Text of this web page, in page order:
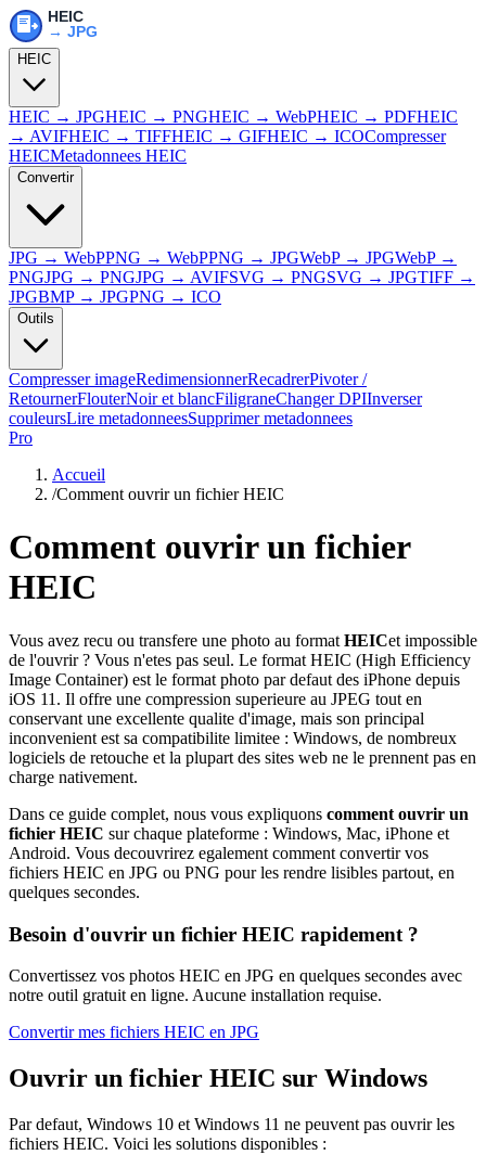
HEIC
HEIC → JPGHEIC → PNGHEIC → WebPHEIC → PDFHEIC
→ AVIFHEIC → TIFFHEIC → GIFHEIC → ICOCompresser
HEICMetadonnees HEIC
Convertir
JPG → WebPPNG → WebPPNG → JPGWebP → JPGWebP →
PNGJPG → PNGJPG → AVIFSVG → PNGSVG → JPGTIFF →
JPGBMP → JPGPNG → ICO
Outils
Compresser imageRedimensionnerRecadrerPivoter /
RetournerFlouterNoir et blancFiligraneChanger DPIInverser
couleursLire metadonneesSupprimer metadonnees
Pro
Accueil
/Comment ouvrir un fichier HEIC
Comment ouvrir un fichier
HEIC
Vous avez recu ou transfere une photo au format HEICet impossible
de l'ouvrir ? Vous n'etes pas seul. Le format HEIC (High Efficiency
Image Container) est le format photo par defaut des iPhone depuis
iOS 11. Il offre une compression superieure au JPEG tout en
conservant une excellente qualite d'image, mais son principal
inconvenient est sa compatibilite limitee : Windows, de nombreux
logiciels de retouche et la plupart des sites web ne le prennent pas en
charge nativement.
Dans ce guide complet, nous vous expliquons comment ouvrir un
fichier HEIC sur chaque plateforme : Windows, Mac, iPhone et
Android. Vous decouvrirez egalement comment convertir vos
fichiers HEIC en JPG ou PNG pour les rendre lisibles partout, en
quelques secondes.
Besoin d'ouvrir un fichier HEIC rapidement ?
Convertissez vos photos HEIC en JPG en quelques secondes avec
notre outil gratuit en ligne. Aucune installation requise.
Convertir mes fichiers HEIC en JPG
Ouvrir un fichier HEIC sur Windows
Par defaut, Windows 10 et Windows 11 ne peuvent pas ouvrir les
fichiers HEIC. Voici les solutions disponibles :